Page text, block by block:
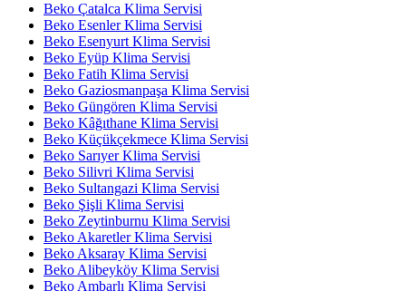
Beko Çatalca Klima Servisi
Beko Esenler Klima Servisi
Beko Esenyurt Klima Servisi
Beko Eyüp Klima Servisi
Beko Fatih Klima Servisi
Beko Gaziosmanpaşa Klima Servisi
Beko Güngören Klima Servisi
Beko Kâğıthane Klima Servisi
Beko Küçükçekmece Klima Servisi
Beko Sarıyer Klima Servisi
Beko Silivri Klima Servisi
Beko Sultangazi Klima Servisi
Beko Şişli Klima Servisi
Beko Zeytinburnu Klima Servisi
Beko Akaretler Klima Servisi
Beko Aksaray Klima Servisi
Beko Alibeyköy Klima Servisi
Beko Ambarlı Klima Servisi